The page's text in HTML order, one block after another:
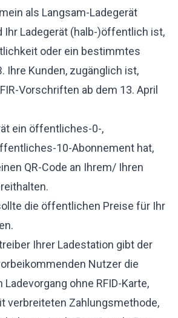
als Langsam-Ladegerät
Ihr Ladegerät (halb-)öffentlich ist,
oder ein bestimmtes
Ihre Kunden, zugänglich ist,
Vorschriften ab dem 13. April
ein öffentliches-0-,
10-Abonnement hat,
QR-Code an Ihrem/ Ihren
die öffentlichen Preise für Ihr
Ihrer Ladestation gibt der
Nutzer die
ohne RFID-Karte,
verbreiteten Zahlungsmethode,